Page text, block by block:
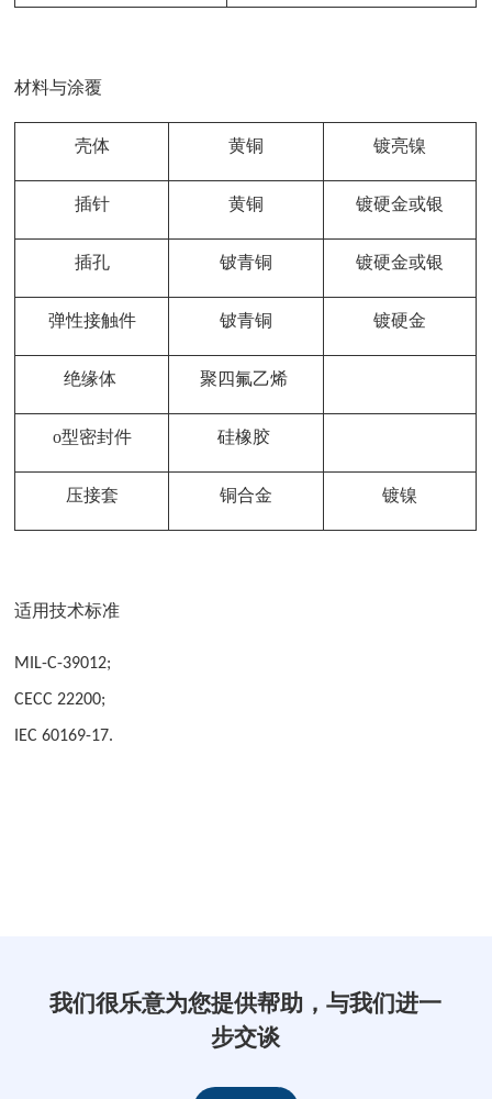
材料与涂覆
壳体 黄铜 镀亮镍
插针 黄铜 镀硬金或银
插孔 铍青铜 镀硬金或银
弹性接触件 铍青铜 镀硬金
绝缘体 聚四氟乙烯
o型密封件 硅橡胶
压接套 铜合金 镀镍
适用技术标准
MIL-C-39012;
CECC 22200;
IEC 60169-17.
我们很乐意为您提供帮助，与我们进一
步交谈